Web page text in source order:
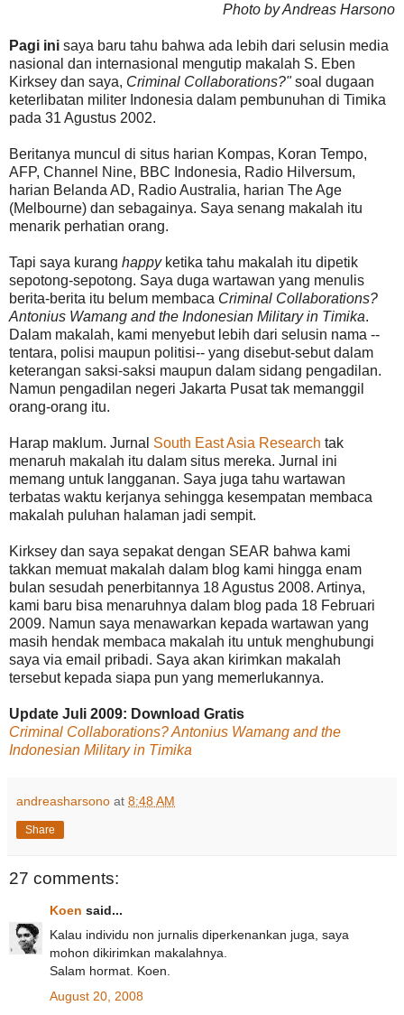
Photo by Andreas Harsono
Pagi ini saya baru tahu bahwa ada lebih dari selusin media
nasional dan internasional mengutip makalah S. Eben
Kirksey dan saya, Criminal Collaborations?"soal dugaan
keterlibatan militer Indonesia dalam pembunuhan di Timika
pada 31 Agustus 2002.
Beritanya muncul di situs harian Kompas, Koran Tempo,
AFP, Channel Nine, BBC Indonesia, Radio Hilversum,
harian Belanda AD, Radio Australia, harian The Age
(Melbourne) dan sebagainya. Saya senang makalah itu
menarik perhatian orang.
Tapi saya kurang happyketika tahu makalah itu dipetik
sepotong-sepotong. Saya duga wartawan yang menulis
berita-berita itu belum membaca Criminal Collaborations?
Antonius Wamang and the Indonesian Military in Timika.
Dalam makalah, kami menyebut lebih dari selusin nama --
tentara, polisi maupun politisi-- yang disebut-sebut dalam
keterangan saksi-saksi maupun dalam sidang pengadilan.
Namun pengadilan negeri Jakarta Pusat tak memanggil
orang-orang itu.
Harap maklum. Jurnal South East Asia Research tak
menaruh makalah itu dalam situs mereka. Jurnal ini
memang untuk langganan. Saya juga tahu wartawan
terbatas waktu kerjanya sehingga kesempatan membaca
makalah puluhan halaman jadi sempit.
Kirksey dan saya sepakat dengan SEAR bahwa kami
takkan memuat makalah dalam blog kami hingga enam
bulan sesudah penerbitannya 18 Agustus 2008. Artinya,
kami baru bisa menaruhnya dalam blog pada 18 Februari
2009. Namun saya menawarkan kepada wartawan yang
masih hendak membaca makalah itu untuk menghubungi
saya via email pribadi. Saya akan kirimkan makalah
tersebut kepada siapa pun yang memerlukannya.
Update Juli 2009: Download Gratis
Criminal Collaborations? Antonius Wamang and the
Indonesian Military in Timika
andreasharsono at 8:48 AM
Share
27 comments:
Koen said...
Kalau individu non jurnalis diperkenankan juga, saya
mohon dikirimkan makalahnya.
Salam hormat. Koen.
August 20, 2008